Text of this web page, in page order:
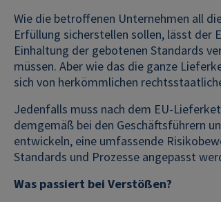
Wie die betroffenen Unternehmen all
Erfüllung sicherstellen sollen, lässt der
Einhaltung der gebotenen Standards
müssen. Aber wie das die ganze
sich von herkömmlichen
Jedenfalls muss nach dem EU-
demgemäß bei den Geschäftsführern
entwickeln, eine umfassende
Standards und Prozesse angepasst
Was passiert bei Verstößen?